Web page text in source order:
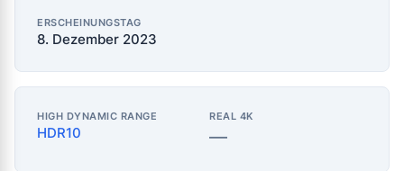
ERSCHEINUNGSTAG
8. Dezember 2023
HIGH DYNAMIC RANGE
HDR10
REAL 4K
—